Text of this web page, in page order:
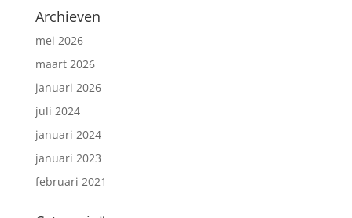
Archieven
mei 2026
maart 2026
januari 2026
juli 2024
januari 2024
januari 2023
februari 2021